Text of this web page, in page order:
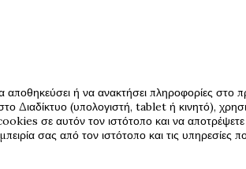
αποθηκεύσει ή να ανακτήσει πληροφορίες
Διαδίκτυο (υπολογιστή, tablet ή κινητό),
σε αυτόν τον ιστότοπο και να
σας από τον ιστότοπο και τις